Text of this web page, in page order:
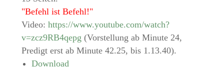
"Befehl ist Befehl!"
Video: https://www.youtube.com/watch?
v=zcz9RB4qepg (Vorstellung ab Minute 24,
Predigt erst ab Minute 42.25, bis 1.13.40).
Download